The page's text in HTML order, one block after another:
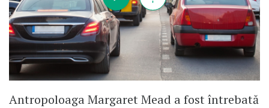
Antropoloaga Margaret Mead a fost întrebată